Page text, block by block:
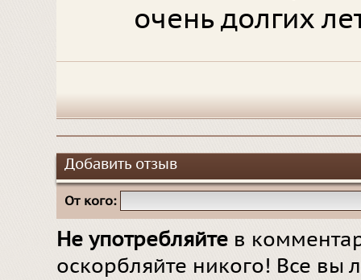
очень долгих
Добавить отзыв
От кого:
Не употребляйте в
оскорбляйте никого! Все вы